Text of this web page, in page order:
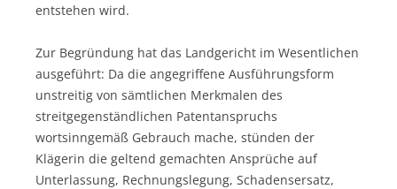
entstehen wird.
Zur Begründung hat das Landgericht im Wesentlichen
ausgeführt: Da die angegriffene Ausführungsform
unstreitig von sämtlichen Merkmalen des
streitgegenständlichen Patentanspruchs
wortsinngemäß Gebrauch mache, stünden der
Klägerin die geltend gemachten Ansprüche auf
Unterlassung, Rechnungslegung, Schadensersatz,